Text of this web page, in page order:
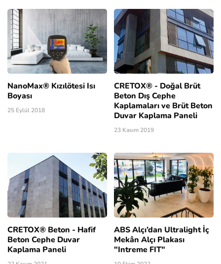
NanoMax® Kızılötesi Isı
Boyası
25 Eylül 2018
CRETOX® - Doğal Brüt
Beton Dış Cephe
Kaplamaları ve Brüt Beton
Duvar Kaplama Paneli
23 Kasım 2019
CRETOX® Beton - Hafif
Beton Cephe Duvar
Kaplama Paneli
ABS Alçı’dan Ultralight İç
Mekân Alçı Plakası
"Intreme FIT"